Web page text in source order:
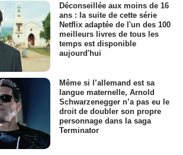
Déconseillée aux moins de 16
ans : la suite de cette série
Netflix adaptée de l'un des 100
meilleurs livres de tous les
temps est disponible
aujourd'hui
Même si l’allemand est sa
langue maternelle, Arnold
Schwarzenegger n’a pas eu le
droit de doubler son propre
personnage dans la saga
Terminator